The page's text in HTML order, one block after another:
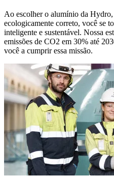
Ao escolher o alumínio da
ecologicamente correto, você se
inteligente e sustentável. Nossa
emissões de CO2 em 30% até
você a cumprir essa missão.